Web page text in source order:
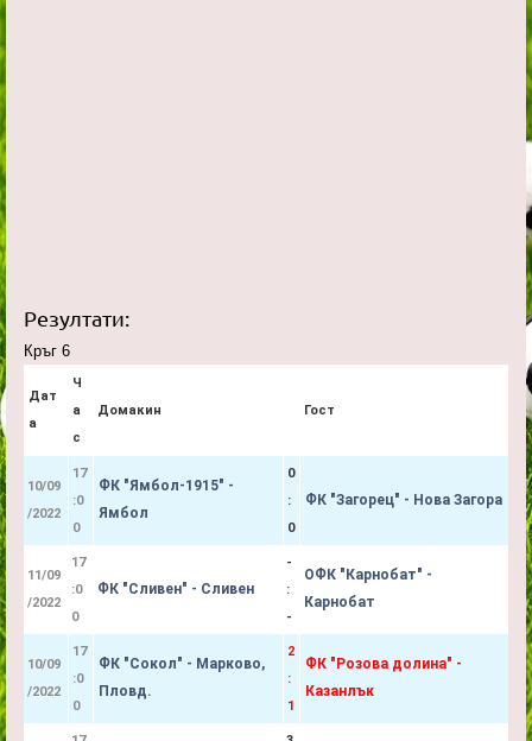
Резултати:
Кръг 6
Дат
а
Ч
а
с
Домакин Гост
10/09
/2022
17
:0
0
ФК "Ямбол-1915" -
Ямбол
0
:
0
ФК "Загорец" - Нова Загора
11/09
/2022
17
:0
0
ФК "Сливен" - Сливен
-
:
-
ОФК "Карнобат" -
Карнобат
10/09
/2022
17
:0
0
ФК "Сокол" - Марково,
Пловд.
2
:
1
ФК "Розова долина" -
Казанлък